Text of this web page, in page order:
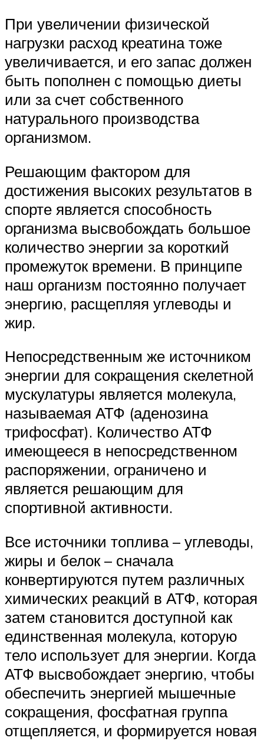
При увеличении физической
нагрузки расход креатина тоже
увеличивается, и его запас должен
быть пополнен с помощью диеты
или за счет собственного
натурального производства
организмом.
Решающим фактором для
достижения высоких результатов в
спорте является способность
организма высвобождать большое
количество энергии за короткий
промежуток времени. В принципе
наш организм постоянно получает
энергию, расщепляя углеводы и
жир.
Непосредственным же источником
энергии для сокращения скелетной
мускулатуры является молекула,
называемая АТФ (аденозина
трифосфат). Количество АТФ
имеющееся в непосредственном
распоряжении, ограничено и
является решающим для
спортивной активности.
Все источники топлива – углеводы,
жиры и белок – сначала
конвертируются путем различных
химических реакций в АТФ, которая
затем становится доступной как
единственная молекула, которую
тело использует для энергии. Когда
АТФ высвобождает энергию, чтобы
обеспечить энергией мышечные
сокращения, фосфатная группа
отщепляется, и формируется новая